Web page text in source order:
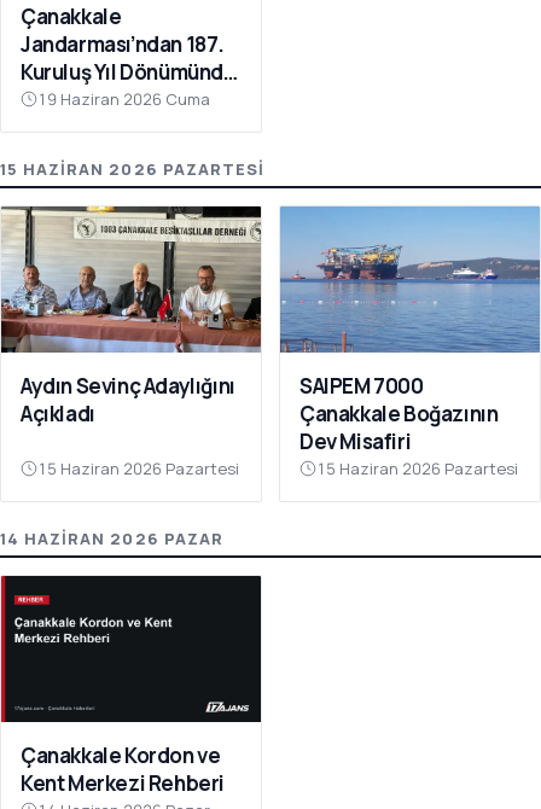
Çanakkale
Jandarması’ndan 187.
Kuruluş Yıl Dönümünde
Anlamlı Kan Bağışı
19 Haziran 2026 Cuma
15 HAZIRAN 2026 PAZARTESI
Aydın Sevinç Adaylığını
Açıkladı
15 Haziran 2026 Pazartesi
SAIPEM 7000
Çanakkale Boğazının
Dev Misafiri
15 Haziran 2026 Pazartesi
14 HAZIRAN 2026 PAZAR
Çanakkale Kordon ve
Kent Merkezi Rehberi